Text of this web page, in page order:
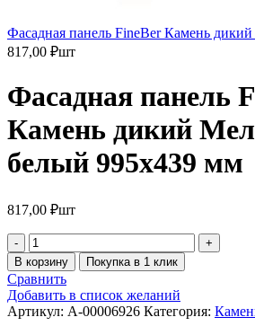
Фасадная панель FineBer Камень
817,00 ₽шт
Фасадная панель
Камень дикий
белый 995х439 мм
817,00 ₽шт
В корзину Покупка в 1 клик
Сравнить
Добавить в список желаний
Артикул: A-00006926 Категория: